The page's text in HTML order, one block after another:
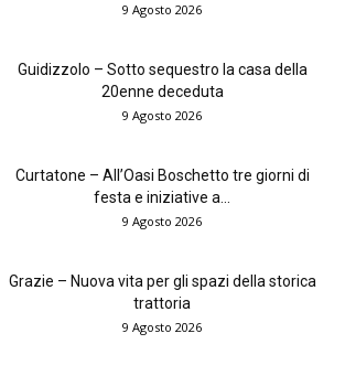
9 Agosto 2026
Guidizzolo – Sotto sequestro la casa della
20enne deceduta
9 Agosto 2026
Curtatone – All’Oasi Boschetto tre giorni di
festa e iniziative a...
9 Agosto 2026
Grazie – Nuova vita per gli spazi della storica
trattoria
9 Agosto 2026